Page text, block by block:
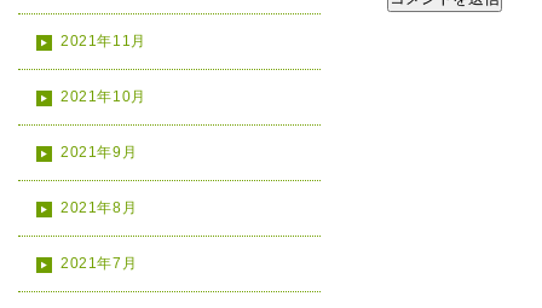
2021年11月
2021年10月
2021年9月
2021年8月
2021年7月